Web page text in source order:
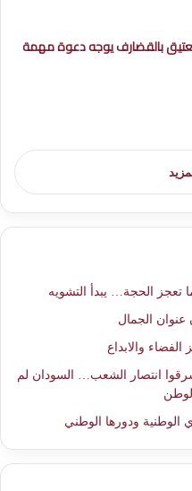
بالقضارف يوجه دعوة مهمة
تعجز الحجة… يبدأ التشويه
الجمال
والابداع
انتصار الشعب… السودان لم
الوطنية ودورها الوطني